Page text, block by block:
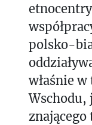
polsko-
właśnie
Wschodu,